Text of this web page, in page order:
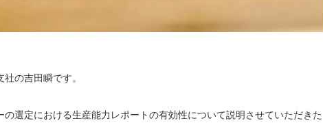
の吉田瞬です。
選定における生産能力レポートの有効性について説明させていただきた